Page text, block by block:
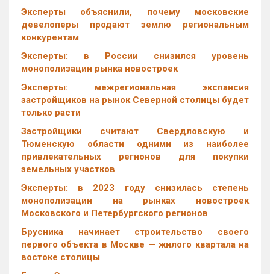
Эксперты объяснили, почему московские
девелоперы продают землю региональным
конкурентам
Эксперты: в России снизился уровень
монополизации рынка новостроек
Эксперты: межрегиональная экспансия
застройщиков на рынок Северной столицы будет
только расти
Застройщики считают Свердловскую и
Тюменскую области одними из наиболее
привлекательных регионов для покупки
земельных участков
Эксперты: в 2023 году снизилась степень
монополизации на рынках новостроек
Московского и Петербургского регионов
Брусника начинает строительство своего
первого объекта в Москве — жилого квартала на
востоке столицы